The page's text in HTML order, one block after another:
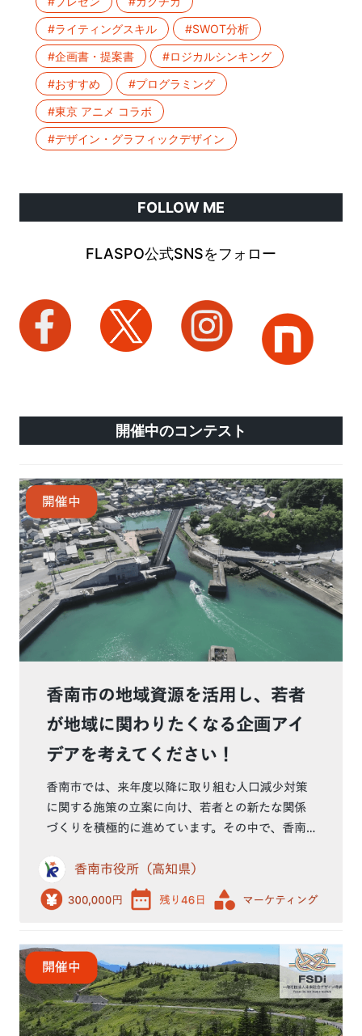
#ライティングスキル
#SWOT分析
#企画書・提案書
#ロジカルシンキング
#おすすめ
#プログラミング
#東京 アニメ コラボ
#デザイン・グラフィックデザイン
FOLLOW ME
FLASPO公式SNSをフォロー
開催中のコンテスト